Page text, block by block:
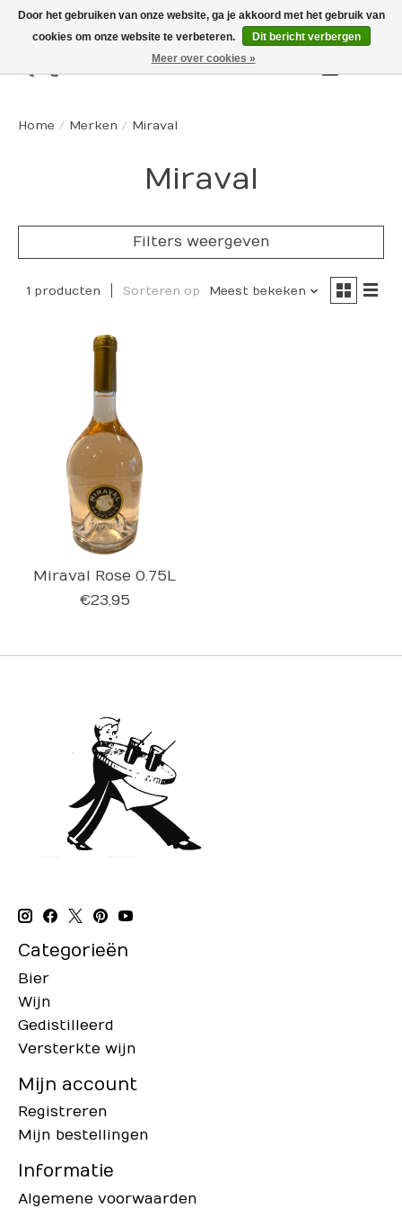
Home / Merken / Miraval
Miraval
Filters weergeven
1 producten Sorteren op Meest bekeken
Miraval Rose 0.75L
€23,95
Categorieën
Bier
Wijn
Gedistilleerd
Versterkte wijn
Mijn account
Registreren
Mijn bestellingen
Informatie
Algemene voorwaarden
Door het gebruiken van onze website, ga je akkoord met het gebruik van
cookies om onze website te verbeteren.
Dit bericht verbergen
Meer over cookies »